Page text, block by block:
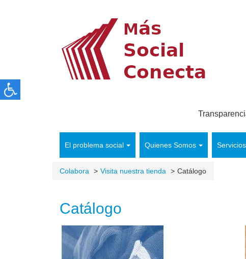
El problema social Quienes Somos
Colabora Visita nuestra tienda Catálogo
Catálogo